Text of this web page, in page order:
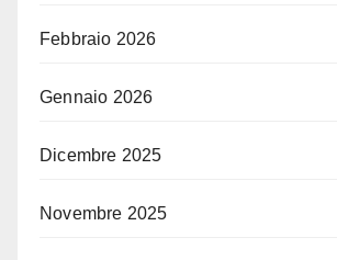
Febbraio 2026
Gennaio 2026
Dicembre 2025
Novembre 2025